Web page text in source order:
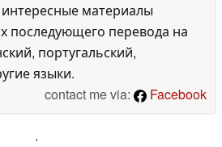
материалы
последующего перевода на
португальский,
языки.
contact me via:
Facebook
'